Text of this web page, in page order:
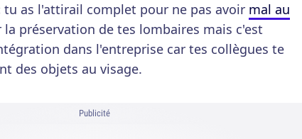
tu as l'attirail complet pour ne pas avoir mal au
la préservation de tes lombaires mais c'est
dans l'entreprise car tes collègues te
des objets au visage.
Publicité